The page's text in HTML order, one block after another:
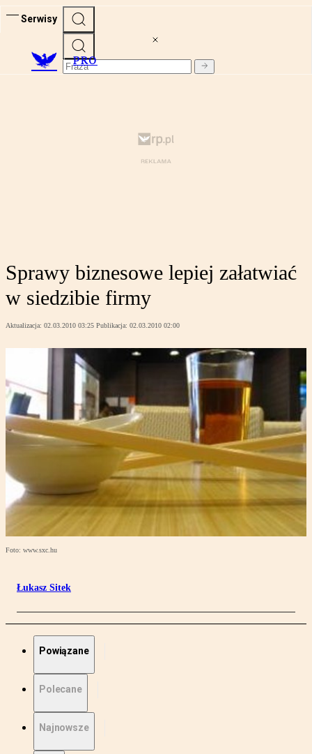
Serwisy
PRO
Sprawy biznesowe lepiej załatwiać
w siedzibie firmy
Aktualizacja: 02.03.2010 03:25 Publikacja: 02.03.2010 02:00
Foto: www.sxc.hu
Łukasz Sitek
Powiązane
Polecane
Najnowsze